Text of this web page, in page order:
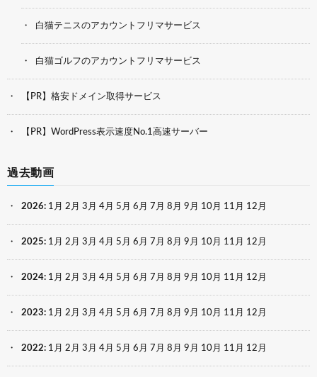
白猫テニスのアカウントフリマサービス
白猫ゴルフのアカウントフリマサービス
【PR】格安ドメイン取得サービス
【PR】WordPress表示速度No.1高速サーバー
過去動画
2026: 1月 2月 3月 4月 5月 6月 7月 8月 9月 10月 11月 12月
2025: 1月 2月 3月 4月 5月 6月 7月 8月 9月 10月 11月 12月
2024: 1月 2月 3月 4月 5月 6月 7月 8月 9月 10月 11月 12月
2023: 1月 2月 3月 4月 5月 6月 7月 8月 9月 10月 11月 12月
2022: 1月 2月 3月 4月 5月 6月 7月 8月 9月 10月 11月 12月